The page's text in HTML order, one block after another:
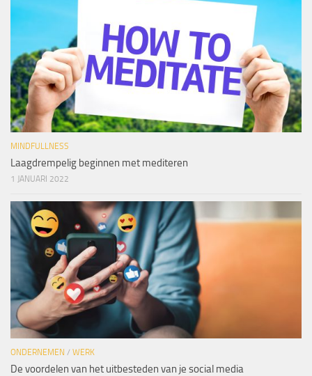
MINDFULLNESS
Laagdrempelig beginnen met mediteren
1 JANUARI 2022
ONDERNEMEN / WERK
De voordelen van het uitbesteden van je social media